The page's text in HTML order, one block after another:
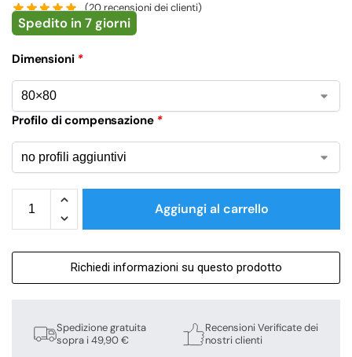
(20recensioni dei clienti)
Spedito in 7 giorni
Dimensioni *
Profilo di compensazione *
Aggiungi al carrello
Richiedi informazioni su questo prodotto
Spedizione gratuita
sopra i 49,90 €
Recensioni Verificate dei
nostri clienti